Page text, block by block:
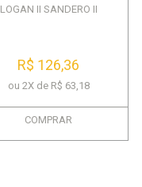
LOGAN II SANDERO II
R$ 126,36
ou 2X de R$ 63,18
COMPRAR